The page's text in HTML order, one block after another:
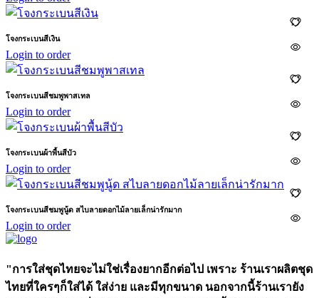
โจงกระเบนสีเงิน
Login to order
โจงกระเบนสีชมพูพาสเทล
Login to order
โจงกระเบนผ้าพื้นสีบัว
Login to order
โจงกระเบนสีชมพูนู้ด สไบลายดอกไม้ลายเล็กน่ารักมาก
Login to order
"การใส่ชุดไทยจะไม่ใช่เรื่องยากอีกต่อไป เพราะ ร้านเราผลิตชุด
ไทยที่ใครๆก็ใส่ได้ ใส่ง่าย และมีทุกขนาด นอกจากนี้ร้านเรายัง